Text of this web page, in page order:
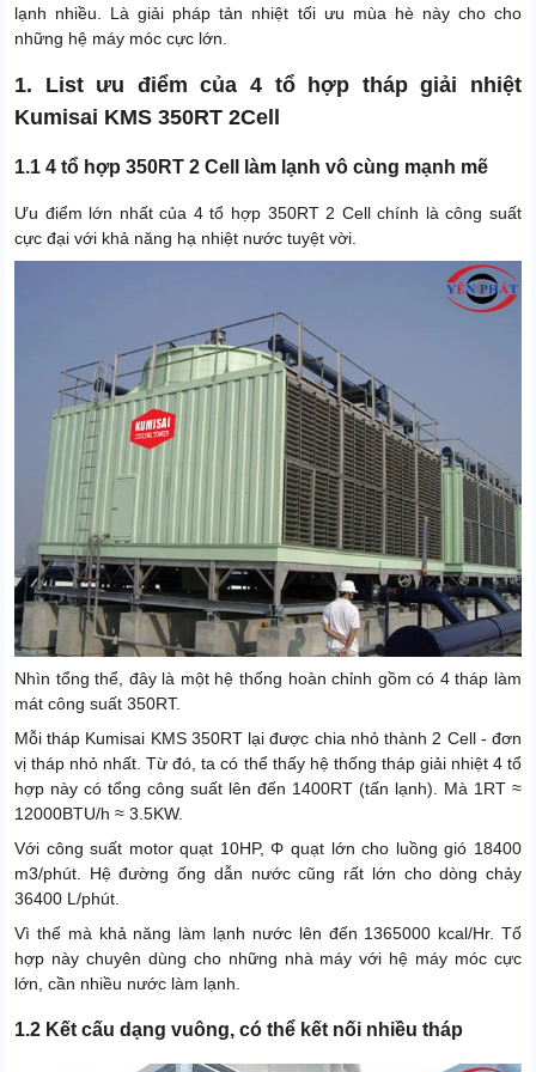
lạnh nhiều. Là giải pháp tản nhiệt tối ưu mùa hè này cho cho
những hệ máy móc cực lớn.
1. List ưu điểm của 4 tổ hợp tháp giải nhiệt
Kumisai KMS 350RT 2Cell
1.1 4 tổ hợp 350RT 2 Cell làm lạnh vô cùng mạnh mẽ
Ưu điểm lớn nhất của 4 tổ hợp 350RT 2 Cell chính là công suất
cực đại với khả năng hạ nhiệt nước tuyệt vời.
Nhìn tổng thể, đây là một hệ thống hoàn chỉnh gồm có 4 tháp làm
mát công suất 350RT.
Mỗi tháp Kumisai KMS 350RT lại được chia nhỏ thành 2 Cell - đơn
vị tháp nhỏ nhất. Từ đó, ta có thể thấy hệ thống tháp giải nhiệt 4 tổ
hợp này có tổng công suất lên đến 1400RT (tấn lạnh). Mà 1RT ≈
12000BTU/h ≈ 3.5KW.
Với công suất motor quạt 10HP, Φ quạt lớn cho luồng gió 18400
m3/phút. Hệ đường ống dẫn nước cũng rất lớn cho dòng chảy
36400 L/phút.
Vì thế mà khả năng làm lạnh nước lên đến 1365000 kcal/Hr. Tổ
hợp này chuyên dùng cho những nhà máy với hệ máy móc cực
lớn, cần nhiều nước làm lạnh.
1.2 Kết cấu dạng vuông, có thể kết nối nhiều tháp